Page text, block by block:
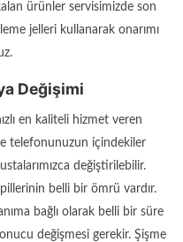
ürünler servisimizde son
jelleri kullanarak onarımı
Değişimi
en kaliteli hizmet veren
telefonunuzun içindekiler
değiştirilebilir.
belli bir ömrü vardır.
bağlı olarak belli bir süre
değişmesi gerekir. Şişme